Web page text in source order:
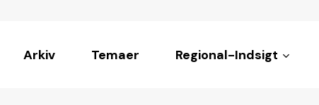
Arkiv Temaer Regional-Indsigt